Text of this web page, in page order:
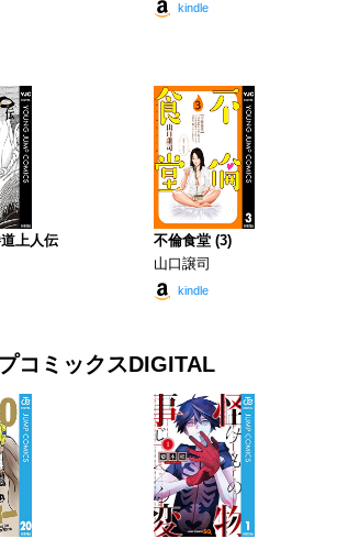
kindle
上人伝
不倫食堂 (3)
山口譲司
kindle
コミックスDIGITAL